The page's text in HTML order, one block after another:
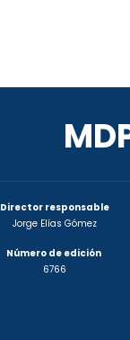
Director responsable
Jorge Elías Gómez
Número de edición
6766